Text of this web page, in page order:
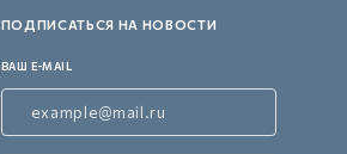
ПОДПИСАТЬСЯ НА НОВОСТИ
ВАШ E-MAIL